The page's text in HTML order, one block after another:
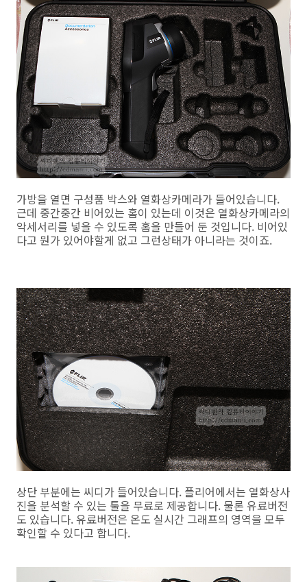
가방을 열면 구성품 박스와 열화상카메라가 들어있습니다.
근데 중간중간 비어있는 홈이 있는데 이것은 열화상카메라의
악세서리를 넣을 수 있도록 홈을 만들어 둔 것입니다. 비어있
다고 뭔가 있어야할게 없고 그런상태가 아니라는 것이죠.
상단 부분에는 씨디가 들어있습니다. 플리어에서는 열화상사
진을 분석할 수 있는 툴을 무료로 제공합니다. 물론 유료버전
도 있습니다. 유료버전은 온도 실시간 그래프의 영역을 모두
확인할 수 있다고 합니다.